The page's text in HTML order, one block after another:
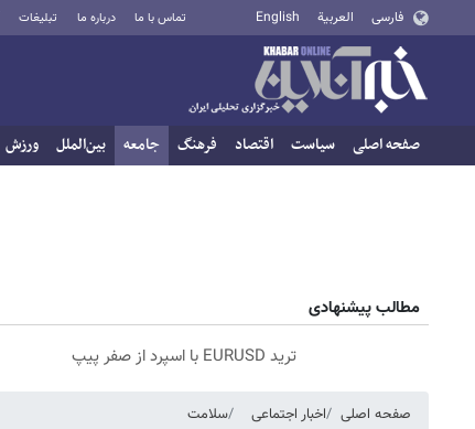
فارسی العربية English تماس با ما درباره ما تبلیغات
صفحه اصلی سیاست اقتصاد فرهنگ جامعه بین‌الملل ورزش
مطالب پیشنهادی
ترید EURUSD با اسپرد از صفر پیپ
صفحه اصلی اخبار اجتماعی سلامت